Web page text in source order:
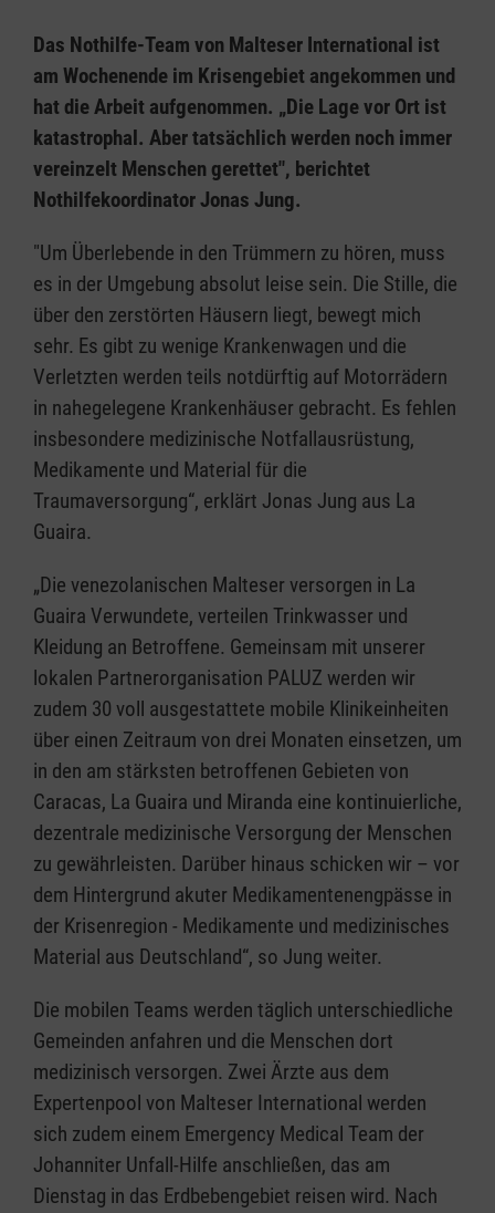
Das Nothilfe-Team von Malteser International ist
am Wochenende im Krisengebiet angekommen und
hat die Arbeit aufgenommen. „Die Lage vor Ort ist
katastrophal. Aber tatsächlich werden noch immer
vereinzelt Menschen gerettet", berichtet
Nothilfekoordinator Jonas Jung.
"Um Überlebende in den Trümmern zu hören, muss
es in der Umgebung absolut leise sein. Die Stille, die
über den zerstörten Häusern liegt, bewegt mich
sehr. Es gibt zu wenige Krankenwagen und die
Verletzten werden teils notdürftig auf Motorrädern
in nahegelegene Krankenhäuser gebracht. Es fehlen
insbesondere medizinische Notfallausrüstung,
Medikamente und Material für die
Traumaversorgung“, erklärt Jonas Jung aus La
Guaira.
„Die venezolanischen Malteser versorgen in La
Guaira Verwundete, verteilen Trinkwasser und
Kleidung an Betroffene. Gemeinsam mit unserer
lokalen Partnerorganisation PALUZ werden wir
zudem 30 voll ausgestattete mobile Klinikeinheiten
über einen Zeitraum von drei Monaten einsetzen, um
in den am stärksten betroffenen Gebieten von
Caracas, La Guaira und Miranda eine kontinuierliche,
dezentrale medizinische Versorgung der Menschen
zu gewährleisten. Darüber hinaus schicken wir – vor
dem Hintergrund akuter Medikamentenengpässe in
der Krisenregion - Medikamente und medizinisches
Material aus Deutschland“, so Jung weiter.
Die mobilen Teams werden täglich unterschiedliche
Gemeinden anfahren und die Menschen dort
medizinisch versorgen. Zwei Ärzte aus dem
Expertenpool von Malteser International werden
sich zudem einem Emergency Medical Team der
Johanniter Unfall-Hilfe anschließen, das am
Dienstag in das Erdbebengebiet reisen wird. Nach